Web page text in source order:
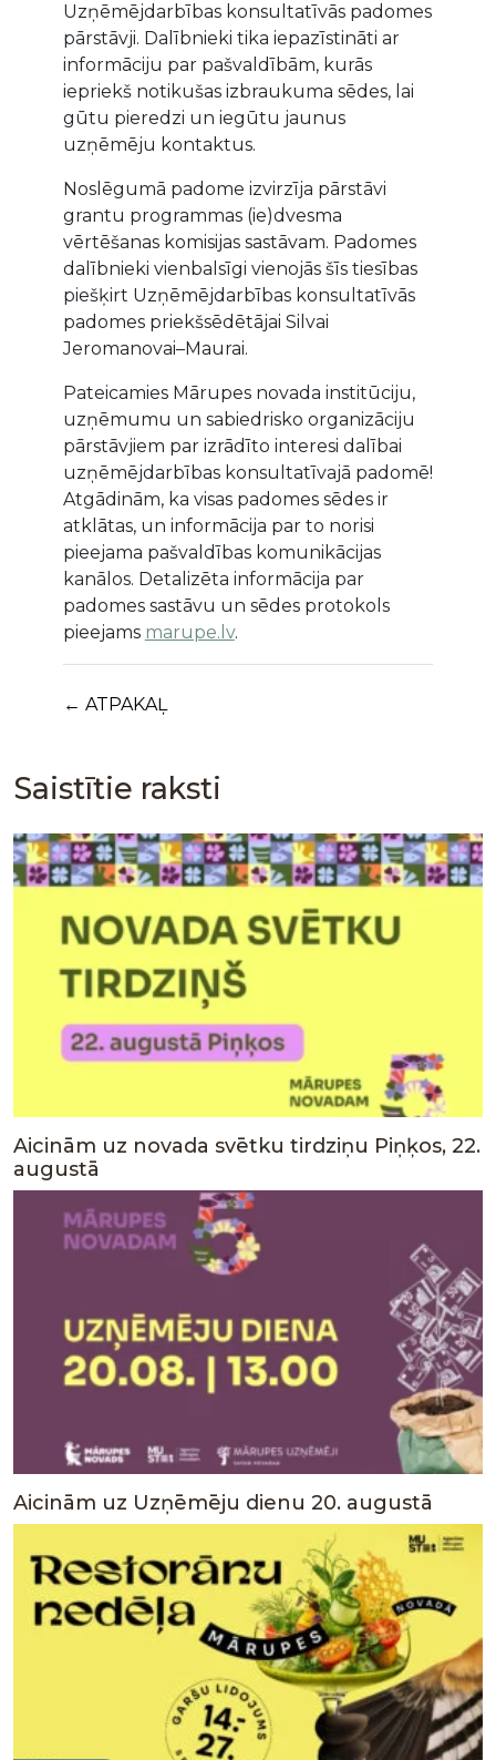
Uzņēmējdarbības konsultatīvās padomes
pārstāvji. Dalībnieki tika iepazīstināti ar
informāciju par pašvaldībām, kurās
iepriekš notikušas izbraukuma sēdes, lai
gūtu pieredzi un iegūtu jaunus
uzņēmēju kontaktus.
Noslēgumā padome izvirzīja pārstāvi
grantu programmas (ie)dvesma
vērtēšanas komisijas sastāvam. Padomes
dalībnieki vienbalsīgi vienojās šīs tiesības
piešķirt Uzņēmējdarbības konsultatīvās
padomes priekšsēdētājai Silvai
Jeromanovai–Maurai.
Pateicamies Mārupes novada institūciju,
uzņēmumu un sabiedrisko organizāciju
pārstāvjiem par izrādīto interesi dalībai
uzņēmējdarbības konsultatīvajā padomē!
Atgādinām, ka visas padomes sēdes ir
atklātas, un informācija par to norisi
pieejama pašvaldības komunikācijas
kanālos. Detalizēta informācija par
padomes sastāvu un sēdes protokols
pieejams marupe.lv.
← ATPAKAĻ
Saistītie raksti
Aicinām uz novada svētku tirdziņu Piņķos, 22.
augustā
Aicinām uz Uzņēmēju dienu 20. augustā